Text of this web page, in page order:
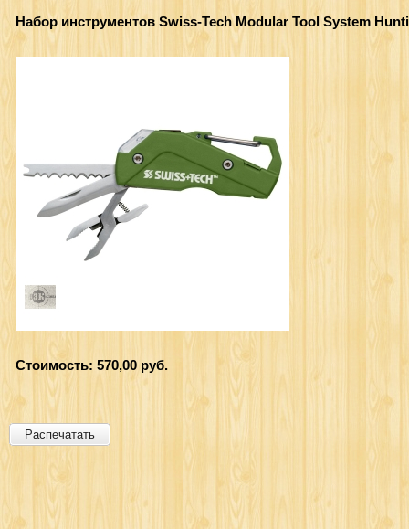
Набор инструментов Swiss-Tech Modular Tool System
Стоимость: 570,00 руб.
Распечатать